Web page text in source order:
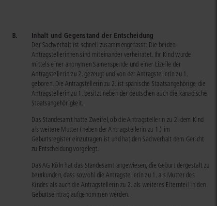
B. Inhalt und Gegenstand der Entscheidung
Der Sachverhalt ist schnell zusammengefasst: Die beiden
Antragstellerinnen sind miteinander verheiratet. Ihr Kind wurde
mittels einer anonymen Samenspende und einer Eizelle der
Antragstellerin zu 2. gezeugt und von der Antragstellerin zu 1.
geboren. Die Antragstellerin zu 2. ist spanische Staatsangehörige, die
Antragstellerin zu 1. besitzt neben der deutschen auch die kanadische
Staatsangehörigkeit.
Das Standesamt hatte Zweifel, ob die Antragstellerin zu 2. dem Kind
als weitere Mutter (neben der Antragstellerin zu 1.) im
Geburtsregister einzutragen ist und hat den Sachverhalt dem Gericht
zu Entscheidung vorgelegt.
Das AG Köln hat das Standesamt angewiesen, die Geburt dergestalt zu
beurkunden, dass sowohl die Antragstellerin zu 1. als Mutter des
Kindes als auch die Antragstellerin zu 2. als weiteres Elternteil in den
Geburtseintrag aufgenommen werden.